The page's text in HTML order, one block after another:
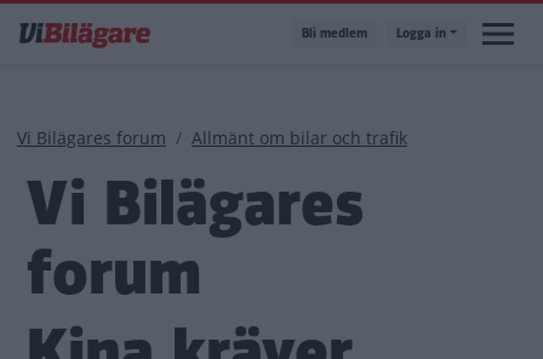
till
Bli medlem Logga in
Länkstig
Vi Bilägares forum Allmänt om bilar och trafik
Vi Bilägares
forum